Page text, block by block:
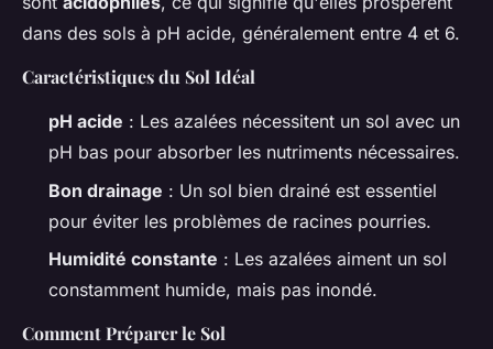
dans des sols à pH acide, généralement entre 4 et 6.
Caractéristiques du Sol Idéal
pH acide : Les azalées nécessitent un sol avec un
pH bas pour absorber les nutriments nécessaires.
Bon drainage : Un sol bien drainé est essentiel
pour éviter les problèmes de racines pourries.
Humidité constante : Les azalées aiment un sol
constamment humide, mais pas inondé.
Comment Préparer le Sol